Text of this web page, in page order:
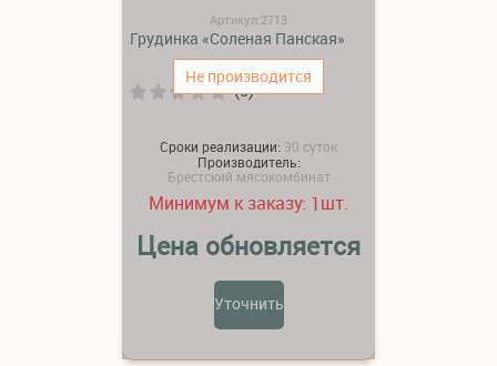
Не производится
Артикул:2713
Грудинка «Соленая Панская»
(0)
Сроки реализации: 30 суток
Производитель:
Брестский мясокомбинат
Минимум к заказу: 1шт.
Цена обновляется
Уточнить